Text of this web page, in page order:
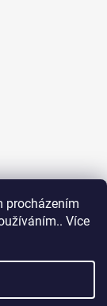
procházením
Více
Všechna